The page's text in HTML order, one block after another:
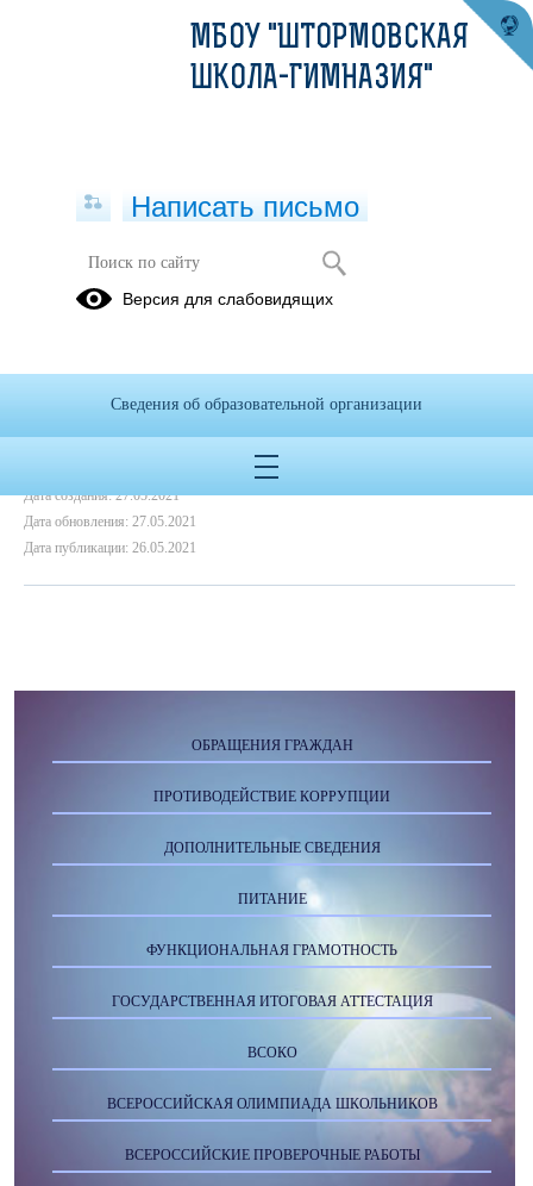
Опрос Граждан
Дата создания: 27.05.2021
Дата обновления: 27.05.2021
Дата публикации: 26.05.2021
ОБРАЩЕНИЯ ГРАЖДАН
ПРОТИВОДЕЙСТВИЕ КОРРУПЦИИ
ДОПОЛНИТЕЛЬНЫЕ СВЕДЕНИЯ
ПИТАНИЕ
ФУНКЦИОНАЛЬНАЯ ГРАМОТНОСТЬ
ГОСУДАРСТВЕННАЯ ИТОГОВАЯ АТТЕСТАЦИЯ
ВСОКО
ВСЕРОССИЙСКАЯ ОЛИМПИАДА ШКОЛЬНИКОВ
ВСЕРОССИЙСКИЕ ПРОВЕРОЧНЫЕ РАБОТЫ
МБОУ "ШТОРМОВСКАЯ
ШКОЛА-ГИМНАЗИЯ"
Написать письмо
Версия для слабовидящих
Сведения об образовательной организации